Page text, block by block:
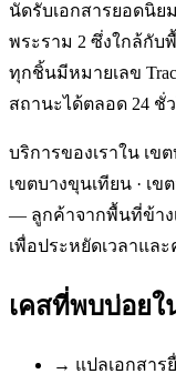
นัดรับเอกสารยอดนิย
พระราม 2 ซึ่งใกล้กับ
ทุกชิ้นมีหมายเลข
สถานะได้ตลอด 24 ชั่
บริการของเราใน เ
เขตบางขุนเทียน · เ
— ลูกค้าจากพื้นที่ข้าง
เพื่อประหยัดเวลาและ
เคสที่พบบ่อยใ
→ แปลเอกสารยื่